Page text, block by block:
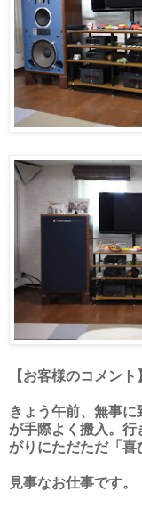
【お客様のコメント
きょう午前、無事
が手際よく搬入。
がりにただただ「喜
見事なお仕事です。